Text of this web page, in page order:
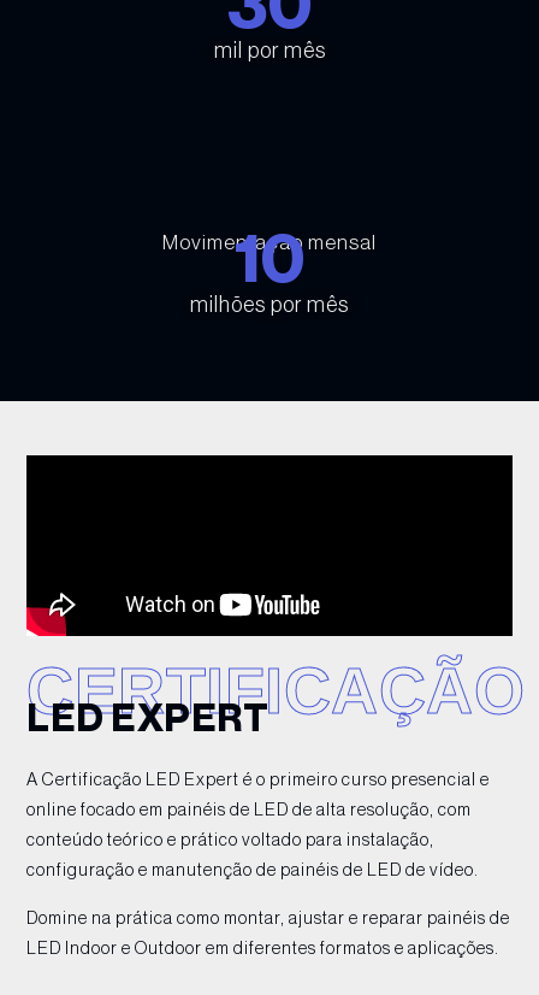
mil por mês
Movimentação mensal
milhões por mês
10
CERTIFICAÇÃO
LED EXPERT
A Certificação LED Expert é o primeiro curso presencial e
online focado em painéis de LED de alta resolução, com
conteúdo teórico e prático voltado para instalação,
configuração e manutenção de painéis de LED de vídeo.
Domine na prática como montar, ajustar e reparar painéis de
LED Indoor e Outdoor em diferentes formatos e aplicações.